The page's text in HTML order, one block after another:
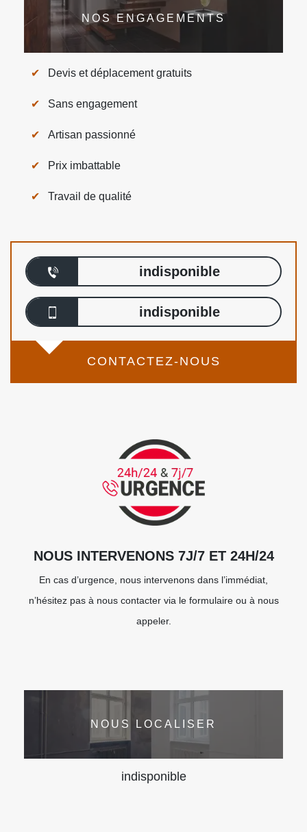
NOS ENGAGEMENTS
Devis et déplacement gratuits
Sans engagement
Artisan passionné
Prix imbattable
Travail de qualité
indisponible
indisponible
CONTACTEZ-NOUS
NOUS INTERVENONS 7J/7 ET 24H/24
En cas d’urgence, nous intervenons dans l’immédiat,
n’hésitez pas à nous contacter via le formulaire ou à nous
appeler.
NOUS LOCALISER
indisponible